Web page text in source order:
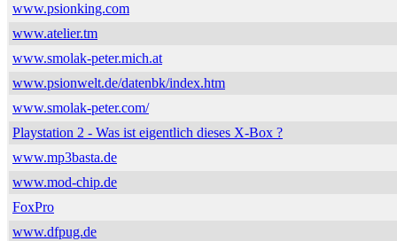
www.psionking.com
www.atelier.tm
www.smolak-peter.mich.at
www.psionwelt.de/datenbk/index.htm
www.smolak-peter.com/
Playstation 2 - Was ist eigentlich dieses X-Box ?
www.mp3basta.de
www.mod-chip.de
FoxPro
www.dfpug.de